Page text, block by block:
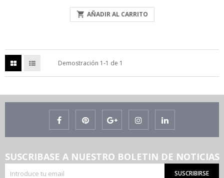
 AÑADIR AL CARRITO
Demostración 1-1 de 1
SUSCRIBASE A NUESTRO BOLETIN DE NOTICIAS
SUSCRIBIRSE